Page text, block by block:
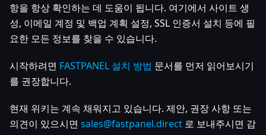
항을 항상 확인하는 데 도움이 됩니다. 여기에서 사이트 생
성, 이메일 계정 및 백업 계획 설정, SSL 인증서 설치 등에 필
요한 모든 정보를 찾을 수 있습니다.
시작하려면 FASTPANEL 설치 방법 문서를 먼저 읽어보시기
를 권장합니다.
현재 위키는 계속 채워지고 있습니다. 제안, 권장 사항 또는
의견이 있으시면 sales@fastpanel.direct 로 보내주시면 감